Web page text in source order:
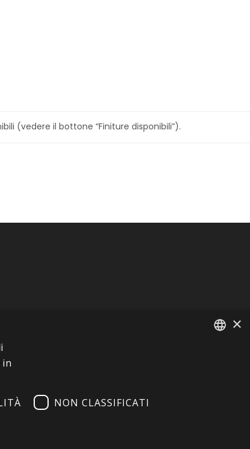
(vedere il bottone “Finiture disponibili”).
×
in
NON CLASSIFICATI